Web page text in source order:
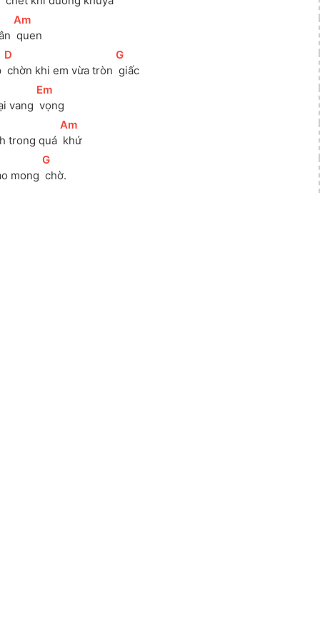
[
Am
quen
[D
chờn khi em vừa tròn
[
G
giấc
vang
[Em
vọng
trong quá
[
Am
khứ
mong
[
G
chờ.